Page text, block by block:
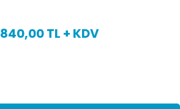
1.050,00 TL + KDV